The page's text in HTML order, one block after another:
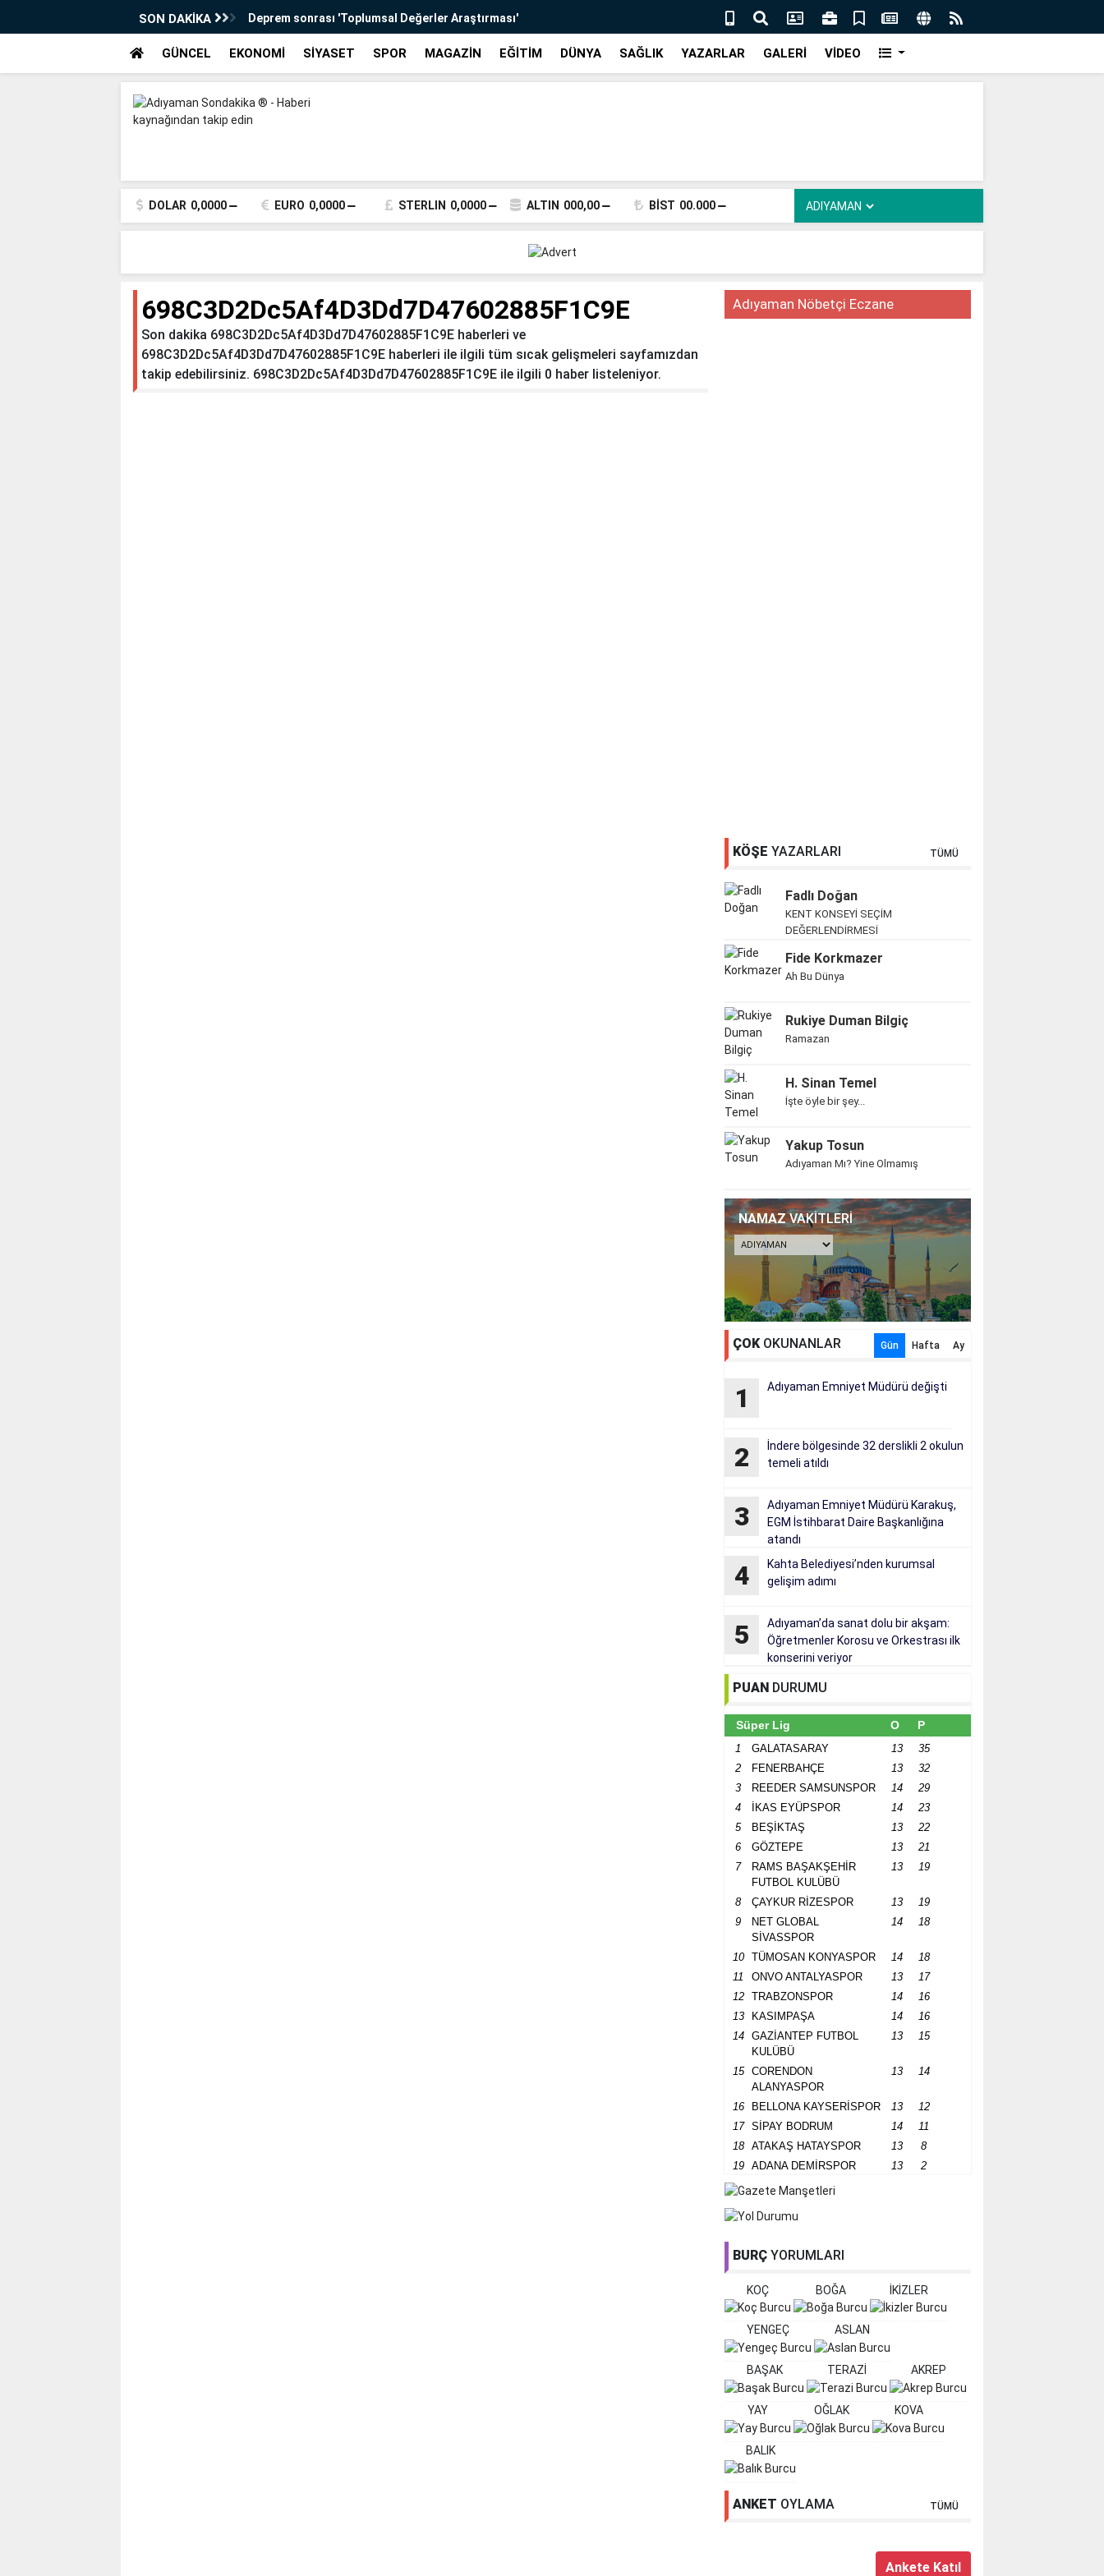
SON DAKİKA Deprem sonrası 'Toplumsal Değerler Araştırması'
TÜBİTAK’tan destek aldı
Kahta Belediyesi’nden kurumsal gelişim adımı
Kahta Belediyesi'nden personel memnuniyeti ve çalışma
İndere bölgesinde 32 derslikli 2 okulun temeli atıldı
Okullarda kıyafet yönetmeliği yine değişti, bu kez zorunlu
oluyor
Adıyaman'da 34 kursiyere 'Biyosidal Ürün Uygulayıcı Eğitimi'
GÜNCEL EKONOMİ SİYASET SPOR MAGAZİN EĞİTİM DÜNYA SAĞLIK YAZARLAR GALERİ VİDEO
DOLAR 0,0000 EURO 0,0000 STERLIN 0,0000 ALTIN 000,00 BİST 00.000
698C3D2Dc5Af4D3Dd7D47602885F1C9E
Son dakika 698C3D2Dc5Af4D3Dd7D47602885F1C9E haberleri ve
698C3D2Dc5Af4D3Dd7D47602885F1C9E haberleri ile ilgili tüm sıcak gelişmeleri sayfamızdan
takip edebilirsiniz. 698C3D2Dc5Af4D3Dd7D47602885F1C9E ile ilgili 0 haber listeleniyor.
Adıyaman Nöbetçi Eczane
KÖŞE YAZARLARI TÜMÜ
Fadlı Doğan
KENT KONSEYİ SEÇİM
DEĞERLENDİRMESİ
Fide Korkmazer
Ah Bu Dünya
Rukiye Duman Bilgiç
Ramazan
H. Sinan Temel
İşte öyle bir şey...
Yakup Tosun
Adıyaman Mı? Yine Olmamış
NAMAZVAKİTLERİ
ÇOKOKUNANLAR Gün Hafta Ay
1 Adıyaman Emniyet Müdürü değişti
2
İndere bölgesinde 32 derslikli 2 okulun
temeli atıldı
3
Adıyaman Emniyet Müdürü Karakuş,
EGM İstihbarat Daire Başkanlığına
atandı
4
Kahta Belediyesi’nden kurumsal
gelişim adımı
5
Adıyaman’da sanat dolu bir akşam:
Öğretmenler Korosu ve Orkestrası ilk
konserini veriyor
PUAN DURUMU
Süper Lig O P
1 GALATASARAY 13
35
2
FENERBAHÇE 13
32
3
REEDER SAMSUNSPOR 14
29
4
İKAS EYÜPSPOR 14
23
5
BEŞİKTAŞ 13
22
6
GÖZTEPE 13
21
7
RAMS BAŞAKŞEHİR
FUTBOL KULÜBÜ
13 19
8 ÇAYKUR RİZESPOR 13
19
9
NET GLOBAL
SİVASSPOR
14 18
10 TÜMOSAN KONYASPOR 14
18
11
ONVO ANTALYASPOR 13
17
12
TRABZONSPOR 14
16
13
KASIMPAŞA 14
16
14
GAZİANTEP FUTBOL
KULÜBÜ
13 15
15
CORENDON
ALANYASPOR
13 14
16 BELLONA KAYSERİSPOR 13
12
17
SİPAY BODRUM 14
11
18
ATAKAŞ HATAYSPOR 13
8
19
ADANA DEMİRSPOR 13 2
BURÇ YORUMLARI
KOÇ BOĞA İKİZLER
YENGEÇ ASLAN
BAŞAK TERAZİ AKREP
YAY OĞLAK KOVA
BALIK
ANKET OYLAMA TÜMÜ